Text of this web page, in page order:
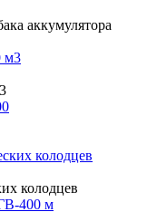
аккумулятора
колодцев